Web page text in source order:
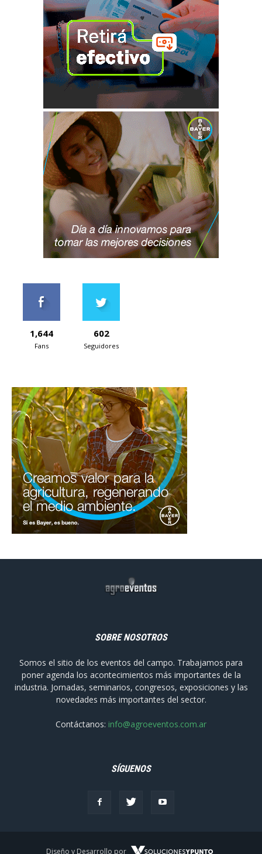
1,644
Fans
602
Seguidores
SOBRE NOSOTROS
Somos el sitio de los eventos del campo. Trabajamos para
poner agenda los acontecimientos más importantes de la
industria. Jornadas, seminarios, congresos, exposiciones y las
novedades más importantes del sector.
Contáctanos: info@agroeventos.com.ar
SÍGUENOS
Diseño y Desarrollo por